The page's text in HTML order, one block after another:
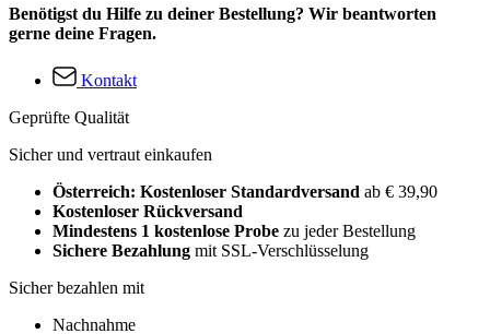
Benötigst du Hilfe zu deiner Bestellung? Wir beantworten
gerne deine Fragen.
Kontakt
Geprüfte Qualität
Sicher und vertraut einkaufen
Österreich: Kostenloser Standardversand ab € 39,90
Kostenloser Rückversand
Mindestens 1 kostenlose Probe zu jeder Bestellung
Sichere Bezahlung mit SSL-Verschlüsselung
Sicher bezahlen mit
Nachnahme